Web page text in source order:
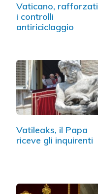
Vaticano, rafforzati
i controlli
antiriciclaggio
Vatileaks, il Papa
riceve gli inquirenti